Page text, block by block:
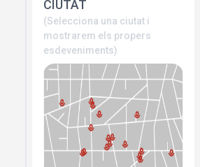
CIUTAT
(Selecciona una ciutat i
mostrarem els propers
esdeveniments)